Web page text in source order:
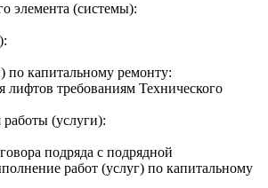
элемента (системы):
по капитальному ремонту:
лифтов требованиям Технического
(услуги):
подряда с подрядной
работ (услуг) по капитальному